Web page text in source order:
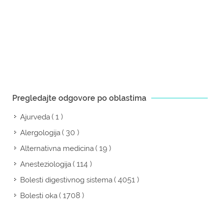
Pregledajte odgovore po oblastima
Ajurveda( 1 )
Alergologija( 30 )
Alternativna medicina( 19 )
Anesteziologija( 114 )
Bolesti digestivnog sistema( 4051 )
Bolesti oka( 1708 )